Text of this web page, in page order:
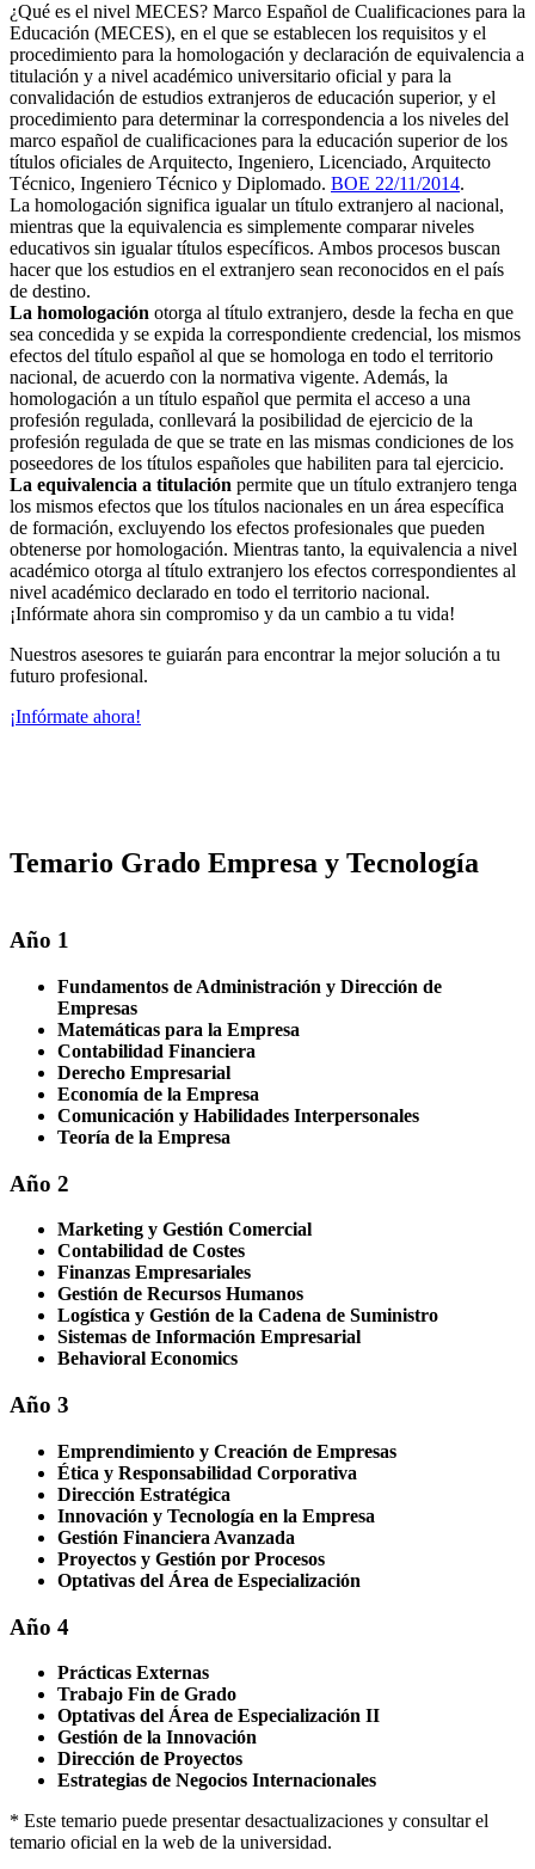
¿Qué es el nivel MECES? Marco Español de Cualificaciones para la
Educación (MECES), en el que se establecen los requisitos y el
procedimiento para la homologación y declaración de equivalencia a
titulación y a nivel académico universitario oficial y para la
convalidación de estudios extranjeros de educación superior, y el
procedimiento para determinar la correspondencia a los niveles del
marco español de cualificaciones para la educación superior de los
títulos oficiales de Arquitecto, Ingeniero, Licenciado, Arquitecto
Técnico, Ingeniero Técnico y Diplomado. BOE 22/11/2014.
La homologación significa igualar un título extranjero al nacional,
mientras que la equivalencia es simplemente comparar niveles
educativos sin igualar títulos específicos. Ambos procesos buscan
hacer que los estudios en el extranjero sean reconocidos en el país
de destino.
La homologación otorga al título extranjero, desde la fecha en que
sea concedida y se expida la correspondiente credencial, los mismos
efectos del título español al que se homologa en todo el territorio
nacional, de acuerdo con la normativa vigente. Además, la
homologación a un título español que permita el acceso a una
profesión regulada, conllevará la posibilidad de ejercicio de la
profesión regulada de que se trate en las mismas condiciones de los
poseedores de los títulos españoles que habiliten para tal ejercicio.
La equivalencia a titulación permite que un título extranjero tenga
los mismos efectos que los títulos nacionales en un área específica
de formación, excluyendo los efectos profesionales que pueden
obtenerse por homologación. Mientras tanto, la equivalencia a nivel
académico otorga al título extranjero los efectos correspondientes al
nivel académico declarado en todo el territorio nacional.
¡Infórmate ahora sin compromiso y da un cambio a tu vida!
Nuestros asesores te guiarán para encontrar la mejor solución a tu
futuro profesional.
¡Infórmate ahora!
Temario Grado Empresa y Tecnología
Año 1
Fundamentos de Administración y Dirección de
Empresas
Matemáticas para la Empresa
Contabilidad Financiera
Derecho Empresarial
Economía de la Empresa
Comunicación y Habilidades Interpersonales
Teoría de la Empresa
Año 2
Marketing y Gestión Comercial
Contabilidad de Costes
Finanzas Empresariales
Gestión de Recursos Humanos
Logística y Gestión de la Cadena de Suministro
Sistemas de Información Empresarial
Behavioral Economics
Año 3
Emprendimiento y Creación de Empresas
Ética y Responsabilidad Corporativa
Dirección Estratégica
Innovación y Tecnología en la Empresa
Gestión Financiera Avanzada
Proyectos y Gestión por Procesos
Optativas del Área de Especialización
Año 4
Prácticas Externas
Trabajo Fin de Grado
Optativas del Área de Especialización II
Gestión de la Innovación
Dirección de Proyectos
Estrategias de Negocios Internacionales
* Este temario puede presentar desactualizaciones y consultar el
temario oficial en la web de la universidad.